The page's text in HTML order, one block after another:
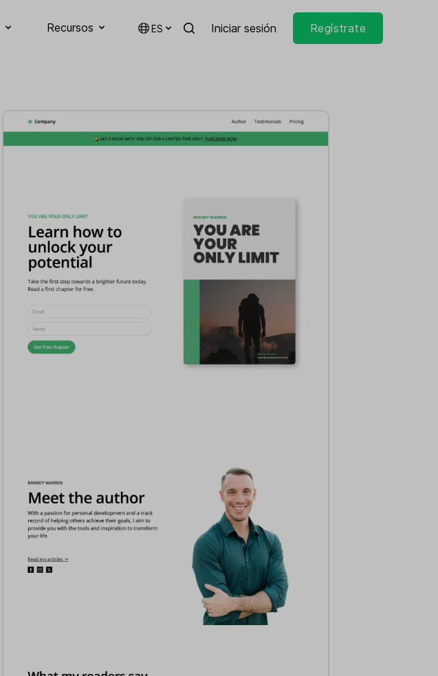
Recursos ES Iniciar sesión Regístrate